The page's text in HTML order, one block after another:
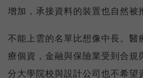
增加，承接資料的裝置也自然被
不能上雲的名單比想像中長。醫
療個資，金融與保險業受到合規
分大學院校與設計公司也不希望